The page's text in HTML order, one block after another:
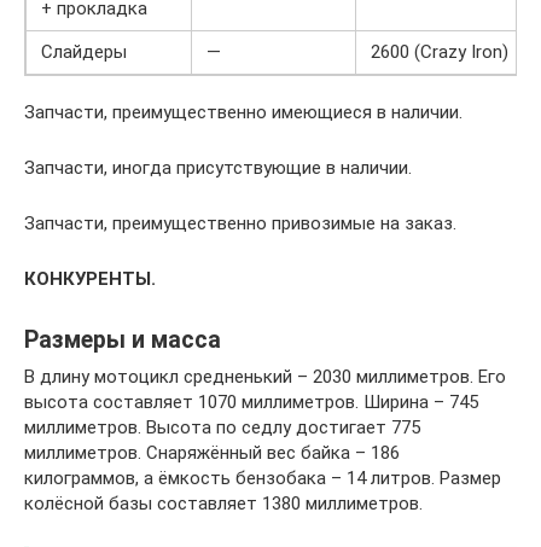
+ прокладка
Слайдеры — 2600 (Crazy Iron)
Запчасти, преимущественно имеющиеся в наличии.
Запчасти, иногда присутствующие в наличии.
Запчасти, преимущественно привозимые на заказ.
КОНКУРЕНТЫ.
Размеры и масса
В длину мотоцикл средненький – 2030 миллиметров. Его
высота составляет 1070 миллиметров. Ширина – 745
миллиметров. Высота по седлу достигает 775
миллиметров. Снаряжённый вес байка – 186
килограммов, а ёмкость бензобака – 14 литров. Размер
колёсной базы составляет 1380 миллиметров.